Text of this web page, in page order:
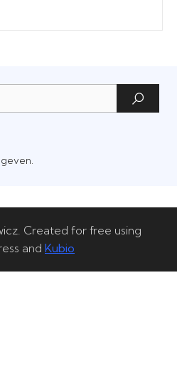
Created for free using
and Kubio